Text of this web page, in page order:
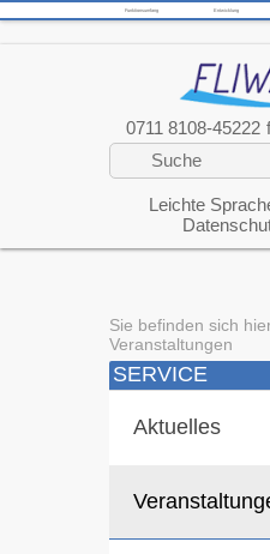
0711 8108-45222
Leichte
Funktionsumfang Entwicklung
Sie befinden sich
Veranstaltungen
SERVICE
Aktuelles